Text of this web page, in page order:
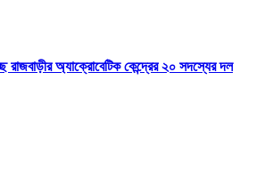
রাজবাড়ীর অ্যাক্রোবেটিক কেন্দ্রের ২০ সদস্যের দল